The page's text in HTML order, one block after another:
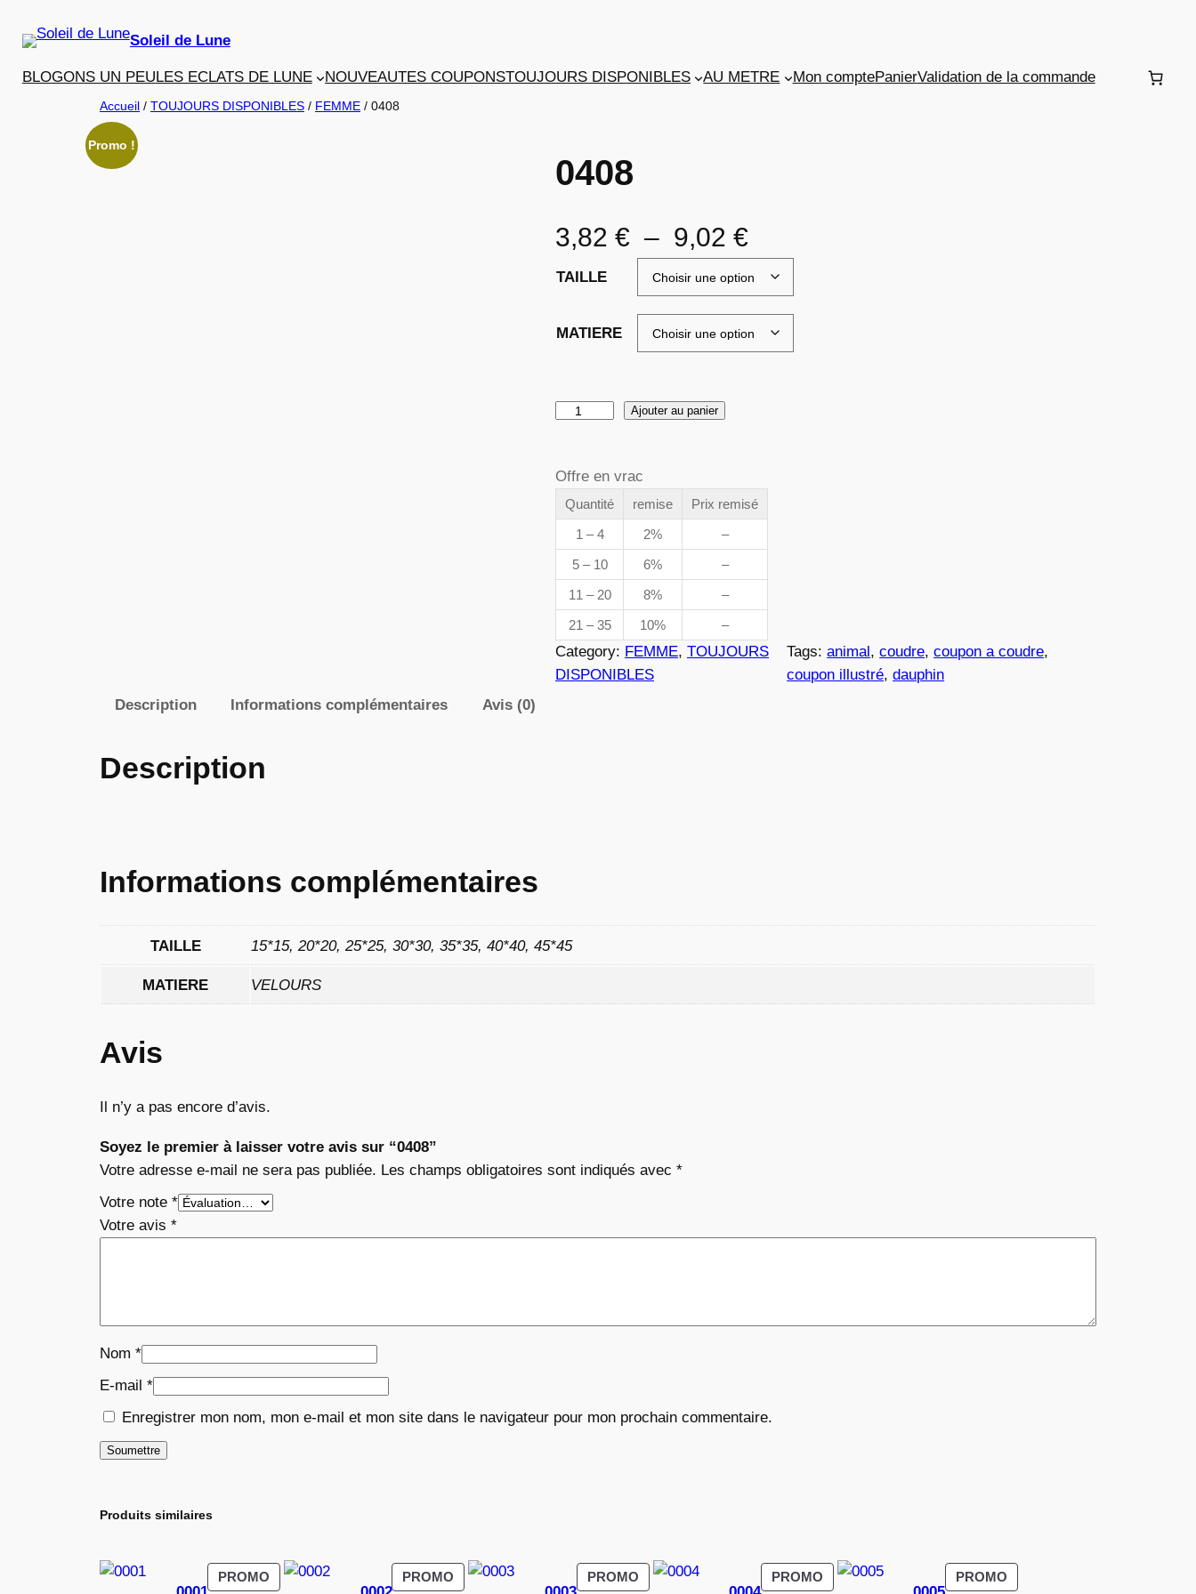
Soleil de Lune
BLOGONS UN PEU LES ECLATS DE LUNE NOUVEAUTES COUPONSTOUJOURS DISPONIBLES AU METRE Mon comptePanierValidation de la commande
Accueil / TOUJOURS DISPONIBLES / FEMME / 0408
Promo !
0408
3,82 € – 9,02 €P
l
a
g
p
r
x
€
à
€
TAILLE
MATIERE
n
t
0
4
Ajouter au panier
Offre en vrac
Quantité remise
Prix remisé
1 – 4
2%
–
5 – 10
6%
–
11 – 20
8%
–
21 – 35
10% –
Category: FEMME, TOUJOURS
DISPONIBLES
Tags:animal, coudre, coupon a coudre
coupon illustré, dauphin
Description
Informations complémentaires Avis (0)
Description
Informations complémentaires
TAILLE 15*15, 20*20, 25*25, 30*30, 35*35, 40*40, 45*45
MATIERE VELOURS
Avis
Il n’y a pas encore d’avis.
Soyez le premier à laisser votre avis sur “0408”
Votre adresse e-mail ne sera pas publiée. Les champs obligatoires sont indiqués avec *
Votre note *
Votre avis *
Nom *
E-mail *
Enregistrer mon nom, mon e-mail et mon site dans le navigateur pour mon prochain commentaire.
Produits similaires
PROMO PRODUIT
PROMO PRODUIT
PROMOPRODUIT
PROMOPRODUIT
PROMOPRODUIT